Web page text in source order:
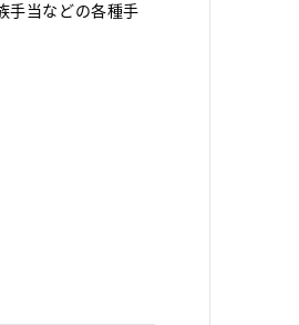
手当などの各種手